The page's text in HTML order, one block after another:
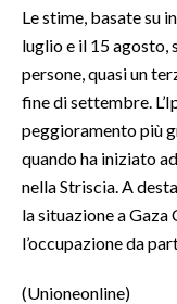
Le stime, basate su
luglio e il 15 agosto,
persone, quasi un
fine di settembre.
peggioramento più
quando ha iniziato
nella Striscia. A
la situazione a Gaza
l’occupazione da
(Unioneonline)